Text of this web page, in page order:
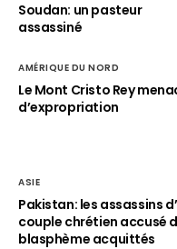
Soudan: un pasteur
assassiné
AMÉRIQUE DU NORD
Le Mont Cristo Rey
d’expropriation
ASIE
Pakistan: les assassins
couple chrétien accusé
blasphème acquittés